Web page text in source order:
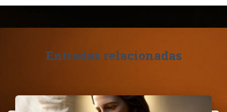
Entradas relacionadas